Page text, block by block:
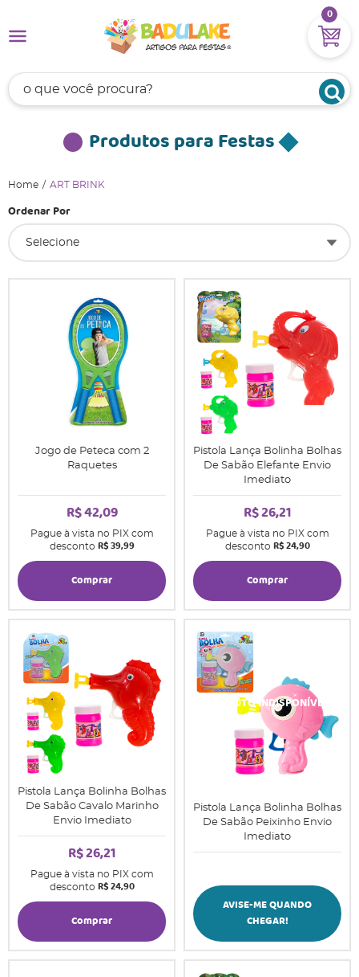
0
Produtos para Festas
Home ART BRINK
Ordenar Por
Selecione
Jogo de Peteca com 2
Raquetes
R$ 42,09
Pague à vista no PIX com
desconto R$ 39,99
Comprar
Pistola Lança Bolinha Bolhas
De Sabão Elefante Envio
Imediato
R$ 26,21
Pague à vista no PIX com
desconto R$ 24,90
Comprar
Pistola Lança Bolinha Bolhas
De Sabão Cavalo Marinho
Envio Imediato
R$ 26,21
Pague à vista no PIX com
desconto R$ 24,90
Comprar
Pistola Lança Bolinha Bolhas
De Sabão Peixinho Envio
Imediato
AVISE-ME QUANDO
CHEGAR!